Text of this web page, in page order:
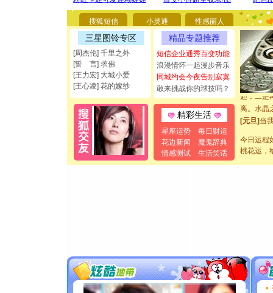
搜狐短信 小灵通 性感丽人
三星图铃专区
[周杰伦] 千里之外
[誓 言] 求佛
[王力宏] 大城小爱
[王心凌] 花的嫁纱
精品专题推荐
短信企业通秀百变功能
浪漫情怀一起漫步音乐
同城约会今夜告别寂寞
敢来挑战你的球技吗？
精彩生活
星座运势
每日财运
花边新闻
魔鬼辞典
情感测试
生活笑话
[圣诞节]
如意,快
[元旦]看
断电。爱
你是我专
[元旦]如
起；二是
离。水晶
[元旦]当
卖了。水
[春节]风
颜！冬去
[圣诞节]
能正大
都要快乐
今日运程
桃花运，